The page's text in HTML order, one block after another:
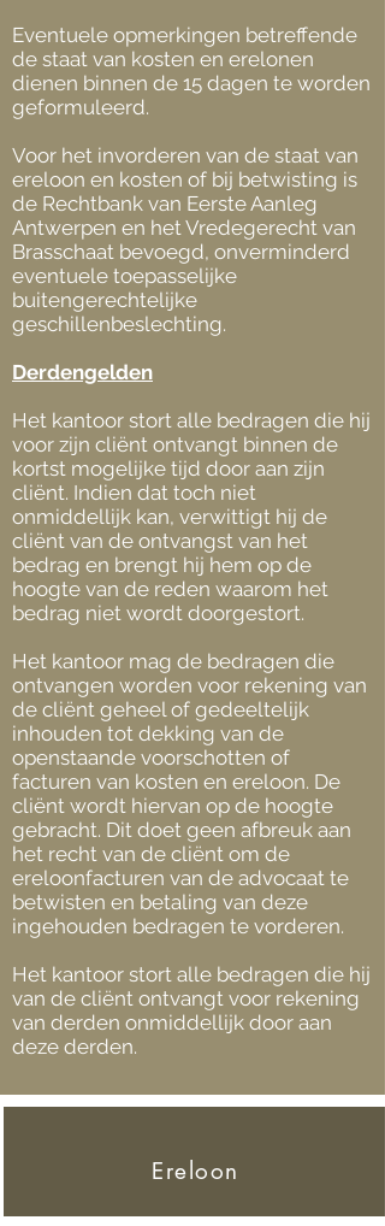
Eventuele opmerkingen betreffende
de staat van kosten en erelonen
dienen binnen de 15 dagen te worden
geformuleerd.
Voor het invorderen van de staat van
ereloon en kosten of bij betwisting is
de Rechtbank van Eerste Aanleg
Antwerpen en het Vredegerecht van
Brasschaat bevoegd, onverminderd
eventuele toepasselijke
buitengerechtelijke
geschillenbeslechting.
Derdengelden
Het kantoor stort alle bedragen die hij
voor zijn cliënt ontvangt binnen de
kortst mogelijke tijd door aan zijn
cliënt. Indien dat toch niet
onmiddellijk kan, verwittigt hij de
cliënt van de ontvangst van het
bedrag en brengt hij hem op de
hoogte van de reden waarom het
bedrag niet wordt doorgestort.
Het kantoor mag de bedragen die
ontvangen worden voor rekening van
de cliënt geheel of gedeeltelijk
inhouden tot dekking van de
openstaande voorschotten of
facturen van kosten en ereloon. De
cliënt wordt hiervan op de hoogte
gebracht. Dit doet geen afbreuk aan
het recht van de cliënt om de
ereloonfacturen van de advocaat te
betwisten en betaling van deze
ingehouden bedragen te vorderen.
Het kantoor stort alle bedragen die hij
van de cliënt ontvangt voor rekening
van derden onmiddellijk door aan
deze derden.
Ereloon